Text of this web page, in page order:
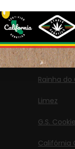
Novos
Rainha do
Limez
G.S.
Califórnia